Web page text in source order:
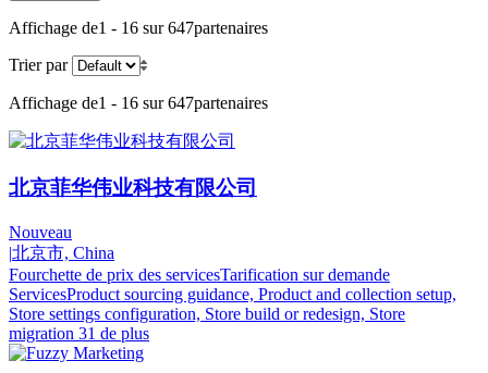
Affichage de1 - 16 sur 647partenaires
Trier par
Affichage de1 - 16 sur 647partenaires
北京菲华伟业科技有限公司
Nouveau
|北京市, China
Fourchette de prix des servicesTarification sur demande
ServicesProduct sourcing guidance, Product and collection setup,
Store settings configuration, Store build or redesign, Store
migration 31 de plus